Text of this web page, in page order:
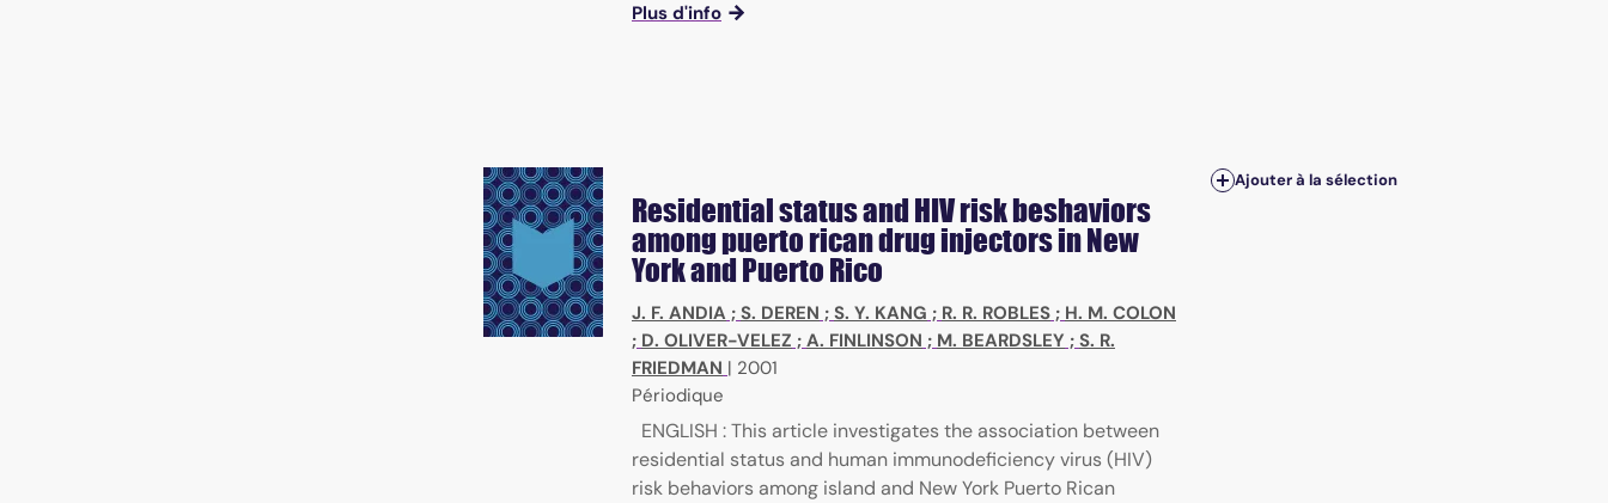
Plus d'info
Residential status and HIV risk beshaviors
among puerto rican drug injectors in New
York and Puerto Rico
J. F. ANDIA ; S. DEREN ; S. Y. KANG ; R. R. ROBLES ; H. M. COLON
; D. OLIVER-VELEZ ; A. FINLINSON ; M. BEARDSLEY ; S. R.
FRIEDMAN | 2001
Périodique
ENGLISH : This article investigates the association between
residential status and human immunodeficiency virus (HIV)
risk behaviors among island and New York Puerto Rican
Ajouter à la sélection